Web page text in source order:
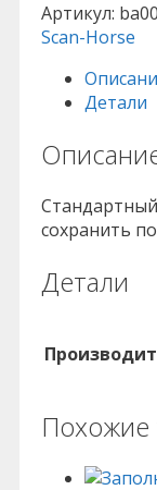
Артикул:
Scan-Horse
Детали
сохранить
Детали
Похожие